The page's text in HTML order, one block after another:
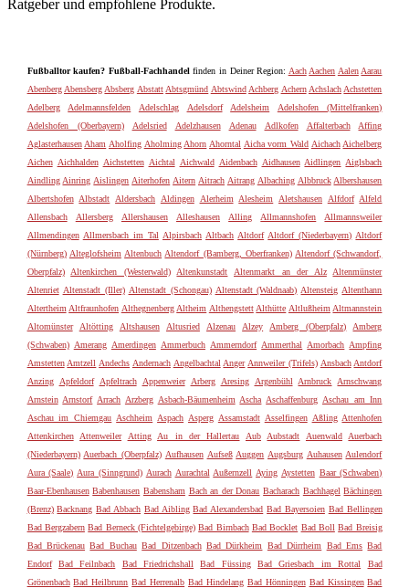
Ratgeber und empfohlene Produkte.
Fußballtor kaufen? Fußball-Fachhandelfinden in Deiner Region: Aach Aachen Aalen Aarau
Abenberg Abensberg Absberg Abstatt Abtsgmünd Abtswind Achberg Achern Achslach Achstetten
Adelberg
Adelmannsfelden Adelschlag Adelsdorf Adelsheim
Adelshofen (Mittelfranken)
Adelshofen (Oberbayern)
Adelsried Adelzhausen Adenau Adlkofen Affalterbach
Affing
Aglasterhausen Aham Aholfing Aholming Ahorn Ahorntal Aicha vorm Wald Aichach Aichelberg
Aichen Aichhalden Aichstetten Aichtal Aichwald Aidenbach Aidhausen Aidlingen Aiglsbach
Aindling Ainring Aislingen Aiterhofen Aitern Aitrach Aitrang Albaching Albbruck Albershausen
Albertshofen Albstadt Aldersbach Aldingen Alerheim Alesheim Aletshausen Alfdorf Alfeld
Allensbach
Allersberg Allershausen Alleshausen Alling Allmannshofen
Allmannsweiler
Allmendingen Allmersbach im Tal Alpirsbach Altbach Altdorf Altdorf (Niederbayern) Altdorf
(Nürnberg) Alteglofsheim Altenbuch Altendorf (Bamberg, Oberfranken) Altendorf (Schwandorf,
Oberpfalz)
Altenkirchen (Westerwald) Altenkunstadt Altenmarkt an der Alz
Altenmünster
Altenriet Altenstadt (Iller) Altenstadt (Schongau) Altenstadt (Waldnaab) Altensteig Altenthann
Altertheim Altfraunhofen Althegnenberg Altheim Althengstett Althütte Altlußheim Altmannstein
Altomünster
Altötting Altshausen Altusried Alzenau Alzey Amberg (Oberpfalz)
Amberg
(Schwaben) Amerang Amerdingen Ammerbuch Ammerndorf Ammerthal Amorbach Ampfing
Amstetten Amtzell Andechs Andernach Angelbachtal Anger Annweiler (Trifels) Ansbach Antdorf
Anzing
Apfeldorf Apfeltrach Appenweier Arberg Aresing Argenbühl Arnbruck
Arnschwang
Arnstein Arnstorf Arrach Arzberg Asbach-Bäumenheim Ascha Aschaffenburg Aschau am Inn
Aschau im Chiemgau Aschheim Aspach Asperg Assamstadt Asselfingen Aßling Attenhofen
Attenkirchen
Attenweiler Atting Au in der Hallertau Aub Aubstadt Auenwald
Auerbach
(Niederbayern) Auerbach (Oberpfalz) Aufhausen Aufseß Auggen Augsburg Auhausen Aulendorf
Aura (Saale) Aura (Sinngrund) Aurach Aurachtal Außernzell Aying Aystetten Baar (Schwaben)
Baar-Ebenhausen Babenhausen Babensham Bach an der Donau Bacharach Bachhagel Bächingen
(Brenz) Backnang Bad Abbach Bad Aibling Bad Alexandersbad Bad Bayersoien Bad Bellingen
Bad Bergzabern Bad Berneck (Fichtelgebirge) Bad Birnbach Bad Bocklet Bad Boll Bad Breisig
Bad Brückenau Bad Buchau Bad Ditzenbach Bad Dürkheim Bad Dürrheim Bad Ems Bad
Endorf
Bad Feilnbach Bad Friedrichshall Bad Füssing Bad Griesbach im Rottal
Bad
Grönenbach Bad Heilbrunn Bad Herrenalb Bad Hindelang Bad Hönningen Bad Kissingen Bad